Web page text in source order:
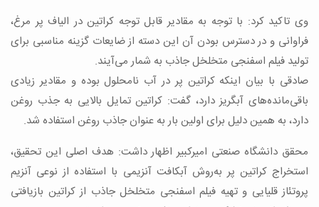
وی تاکید کرد: با توجه به مقادیر قابل توجه کراتین در الیاف پر مرغ،
فراوانی و در دسترس بودن آن این دسته از ضایعات گزینه مناسبی برای
تولید فیلم اسفنجی متخلخل جاذب به شمار می‌آیند.
صادقی با بیان اینکه کراتین پر در آب نامحلول بوده و مقادیر زیادی
باقی‌مانده‌های آبگریز دارد، گفت: کراتین تمایل بالایی به جذب روغن
دارد، به همین دلیل برای اولین بار به عنوان جاذب روغن استفاده شد.
محقق دانشگاه صنعتی امیرکبیر اظهار داشت: هدف اصلی این تحقیق،
استخراج کراتین پر به‌روش آبکافت آنزیمی با استفاده از نوعی آنزیم
پروتئاز قلیایی و تهیه فیلم اسفنجی متخلخل جاذب از کراتین بازیافتی